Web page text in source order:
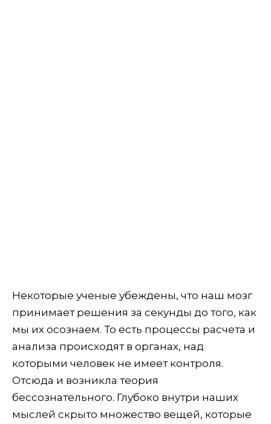
Некоторые ученые убеждены, что наш мозг
принимает решения за секунды до того, как
мы их осознаем. То есть процессы расчета и
анализа происходят в органах, над
которыми человек не имеет контроля.
Отсюда и возникла теория
бессознательного. Глубоко внутри наших
мыслей скрыто множество вещей, которые